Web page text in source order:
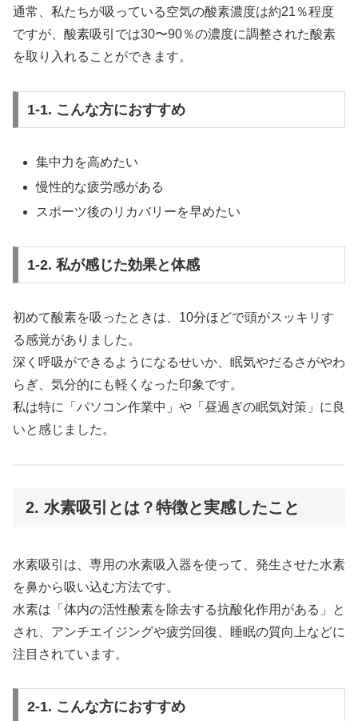
通常、私たちが吸っている空気の酸素濃度は約21％程度
ですが、酸素吸引では30〜90％の濃度に調整された酸素
を取り入れることができます。
1-1. こんな方におすすめ
集中力を高めたい
慢性的な疲労感がある
スポーツ後のリカバリーを早めたい
1-2. 私が感じた効果と体感
初めて酸素を吸ったときは、10分ほどで頭がスッキリす
る感覚がありました。
深く呼吸ができるようになるせいか、眠気やだるさがやわ
らぎ、気分的にも軽くなった印象です。
私は特に「パソコン作業中」や「昼過ぎの眠気対策」に良
いと感じました。
2. 水素吸引とは？特徴と実感したこと
水素吸引は、専用の水素吸入器を使って、発生させた水素
を鼻から吸い込む方法です。
水素は「体内の活性酸素を除去する抗酸化作用がある」と
され、アンチエイジングや疲労回復、睡眠の質向上などに
注目されています。
2-1. こんな方におすすめ